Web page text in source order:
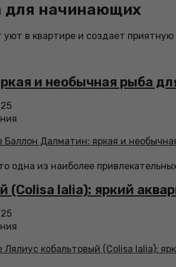
для начинающих
в квартире и создает
и необычная рыба
одна из наиболее
(Colisa lalia): яркий